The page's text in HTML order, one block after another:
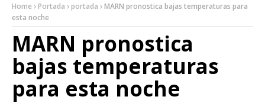
Home Portada portada
MARN pronostica bajas temperaturas para
esta noche
MARN pronostica
bajas temperaturas
para esta noche